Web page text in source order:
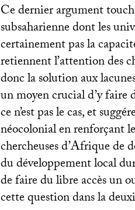
Ce dernier argument
subsaharienne dont les
certainement pas la
retiennent l’attention des
donc la solution aux
un moyen crucial d’y faire
ce n’est pas le cas, et
néocolonial en renforçant
chercheuses d’Afrique de
du développement local
de faire du libre accès un
cette question dans la